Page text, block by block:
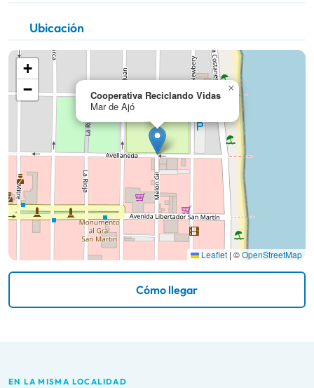
Ubicación
Cooperativa Reciclando Vidas
Mar de Ajó
×
+
−
Leaflet | ©OpenStreetMap
Cómo llegar
EN LA MISMA LOCALIDAD